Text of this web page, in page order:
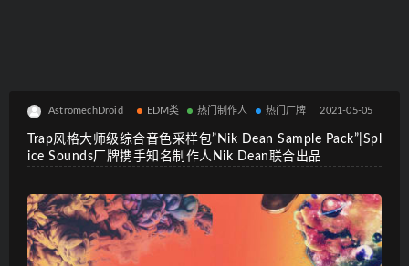
AstromechDroid EDM类 热门制作人 热门厂牌 2021-05-05
Trap风格大师级综合音色采样包”Nik Dean Sample Pack”|Spl
ice Sounds厂牌携手知名制作人Nik Dean联合出品